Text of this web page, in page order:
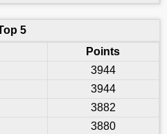
5
Points
3944
3944
3882
3880